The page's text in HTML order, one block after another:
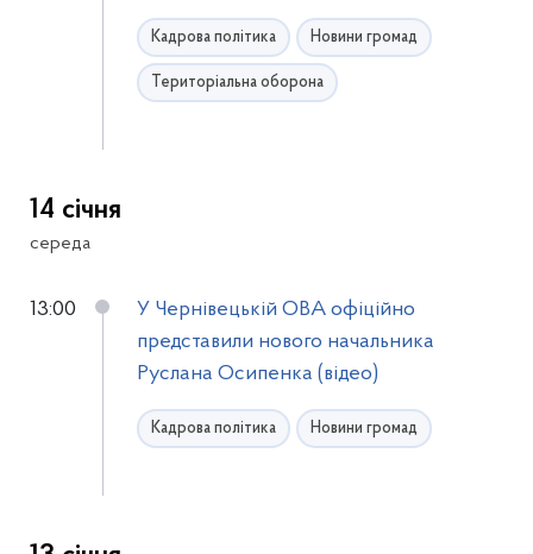
Кадрова політика Новини громад
Територіальна оборона
14 січня
середа
13:00
У Чернівецькій ОВА офіційно
представили нового начальника
Руслана Осипенка (відео)
Кадрова політика Новини громад